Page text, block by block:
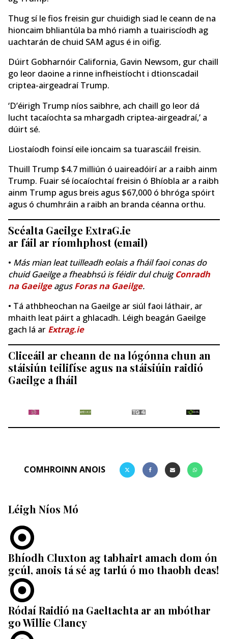
Thug sí le fios freisin gur chuidigh siad le ceann de na
hioncaim bhliantúla ba mhó riamh a tuairiscíodh ag
uachtarán de chuid SAM agus é in oifig.
Dúirt Gobharnóir California, Gavin Newsom, gur chaill
go leor daoine a rinne infheistíocht i dtionscadail
criptea-airgeadraí Trump.
‘D’éirigh Trump níos saibhre, ach chaill go leor dá
lucht tacaíochta sa mhargadh criptea-airgeadraí,’ a
dúirt sé.
Liostaíodh foinsí eile ioncaim sa tuarascáil freisin.
Thuill Trump $4.7 milliún ó uaireadóirí ar a raibh ainm
Trump. Fuair sé íocaíochtaí freisin ó Bhíobla ar a raibh
ainm Trump agus breis agus $67,000 ó bhróga spóirt
agus ó chumhráin a raibh an branda céanna orthu.
Scéalta Gaeilge ExtraG.ie
ar fáil ar ríomhphost (email)
• Más mian leat tuilleadh eolais a fháil faoi conas do
chuid Gaeilge a fheabhsú is féidir dul chuigConradh
na GaeilgeagusForas na Gaeilge.
• Tá athbheochan na Gaeilge ar siúl faoi láthair, ar
mhaith leat páirt a ghlacadh. Léigh beagán Gaeilge
gach lá ar Extrag.ie
Cliceáil ar cheann de na lógónna chun an
stáisiún teilifíse agus na stáisiúin raidió
Gaeilge a fháil
COMHROINN ANOIS
Léigh Níos Mó
Bhíodh Cluxton ag tabhairt amach dom ón
gcúl, anois tá sé ag tarlú ó mo thaobh deas!
Ródaí Raidió na Gaeltachta ar an mbóthar
go Willie Clancy